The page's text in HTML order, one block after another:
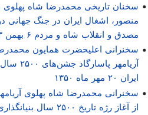
سخنان تاریخی محمدرضا شاه پهلوی
منصور، اشغال ایران در جنگ جهانی
مصدق و انقلاب شاه و مردم ۶ بهمن ۱۳۴۳
سخنرانی اعلیحضرت همایون
آریامهر
ایران ۲۰ مهر ماه ۱۳۵۰
سخنرانی محمدرضا شاه پهلوی
از آغاز رژه تاریخ ۲۵۰۰